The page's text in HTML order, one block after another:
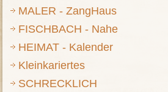
MALER - ZangHaus
FISCHBACH - Nahe
HEIMAT - Kalender
Kleinkariertes
SCHRECKLICH